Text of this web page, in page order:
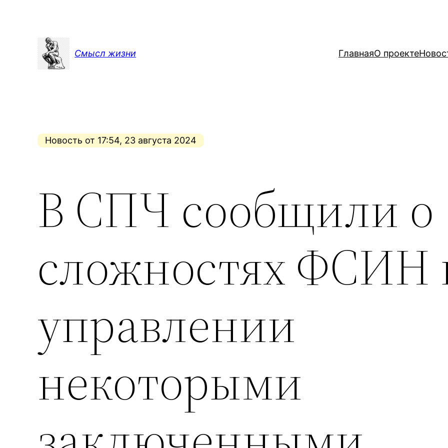
содержимому
Смысл жизни
ГлавнаяО проекте
Новость от 17:54, 23 августа 2024
В СПЧ сообщили о
сложностях ФСИН
управлении
некоторыми